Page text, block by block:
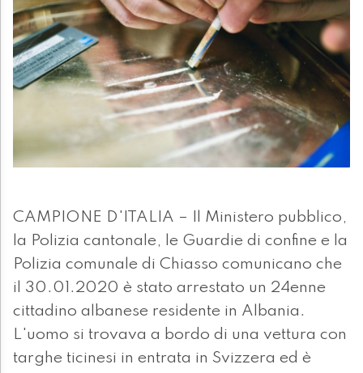
CAMPIONE D'ITALIA – Il Ministero pubblico,
la Polizia cantonale, le Guardie di confine e la
Polizia comunale di Chiasso comunicano che
il 30.01.2020 è stato arrestato un 24enne
cittadino albanese residente in Albania.
L'uomo si trovava a bordo di una vettura con
targhe ticinesi in entrata in Svizzera ed è